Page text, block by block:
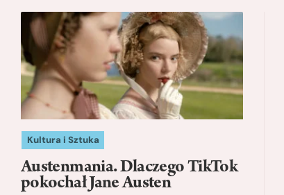
Kultura i Sztuka
Austenmania. Dlaczego TikTok
pokochał Jane Austen